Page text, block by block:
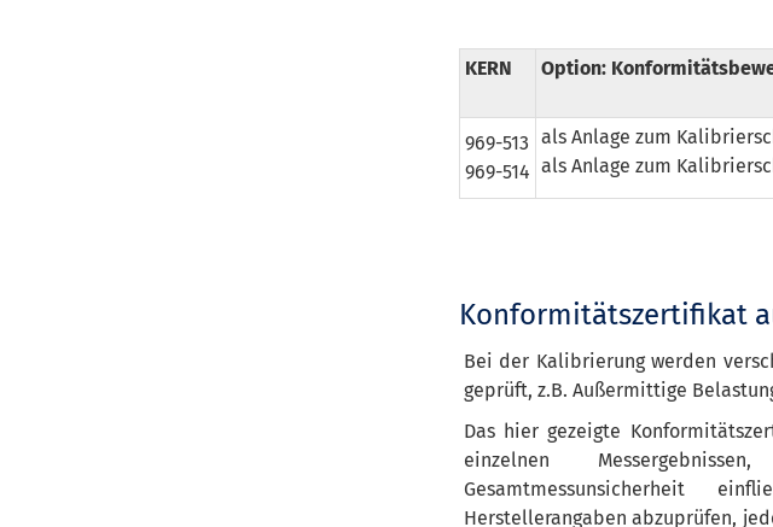
KERN Option:
969-513
969-514
als Anlage zum
als Anlage zum
Konformitätszertifikat
Bei der Kalibrierung werden
geprüft, z.B. Außermittige
Das hier gezeigte
einzelnen
Gesamtmessunsicherheit
Herstellerangaben abzuprüfen,